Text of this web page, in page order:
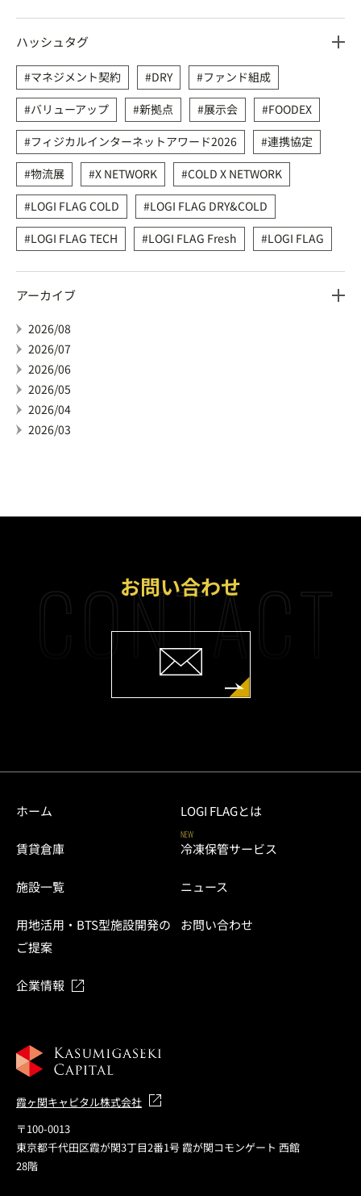
ハッシュタグ
マネジメント契約 DRY
ファンド組成
バリューアップ
新拠点 展示会
FOODEX
フィジカルインターネットアワード2026
連携協定
物流展
X NETWORK
COLD X NETWORK
LOGI FLAG COLD
LOGI FLAG DRY&COLD
LOGI FLAG TECH
LOGI FLAG Fresh LOGI FLAG
アーカイブ
2026/08
2026/07
2026/06
2026/05
2026/04
2026/03
お問い合わせ
ホーム LOGI FLAGとは
賃貸倉庫
NEW
冷凍保管サービス
施設一覧 ニュース
用地活用・BTS型施設開発の
ご提案
お問い合わせ
企業情報
霞ヶ関キャピタル株式会社
〒100-0013
東京都千代田区霞が関3丁目2番1号 霞が関コモンゲート 西館
28階